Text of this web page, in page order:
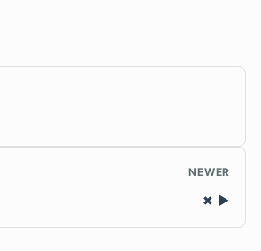
NEWER
✖